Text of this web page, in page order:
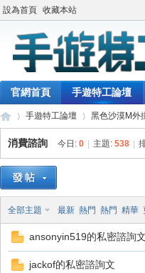
設為首頁 收藏本站
官網首頁 手遊特工論壇
»
手遊特工論壇 黑色沙漠M外
消費諮詢 今日: 0 主題: 538
全部主題 最新 熱門 熱門 精華
ansonyin519的私密諮詢文
jackof的私密諮詢文